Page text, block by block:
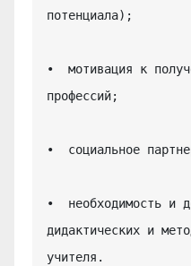
потенциала);
•  мотивация к
профессий;
•  социальное
•  необходимость и
дидактических и
учителя.